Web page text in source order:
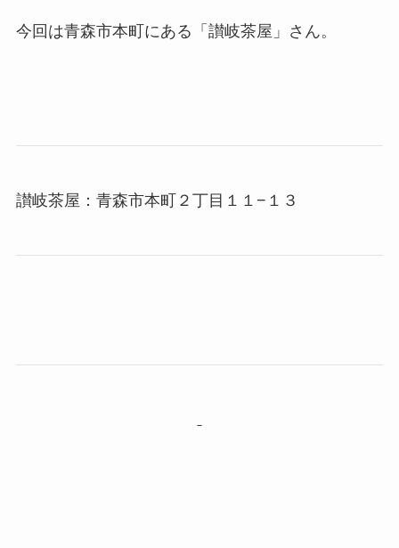
今回は青森市本町にある「讃岐茶屋」さん。
讃岐茶屋：青森市本町２丁目１１−１３